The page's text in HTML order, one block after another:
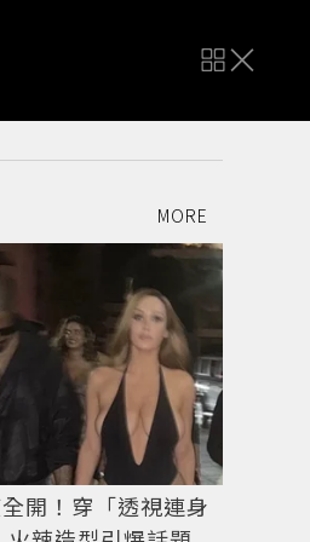
MORE
開！穿「透視連身